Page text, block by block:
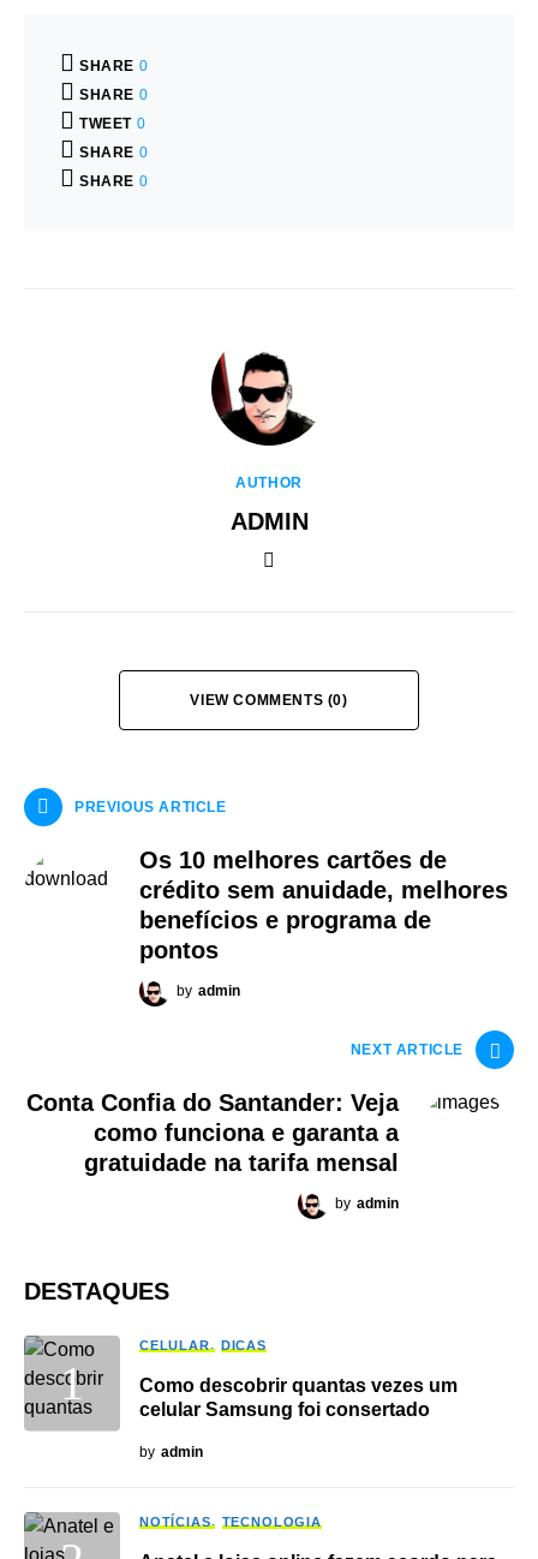
SHARE 0
SHARE 0
TWEET 0
SHARE 0
SHARE 0
AUTHOR
ADMIN
VIEW COMMENTS (0)
PREVIOUS ARTICLE
Os 10 melhores cartões de
crédito sem anuidade, melhores
benefícios e programa de
pontos
by admin
NEXT ARTICLE
Conta Confia do Santander: Veja
como funciona e garanta a
gratuidade na tarifa mensal
by admin
DESTAQUES
CELULAR DICAS
Como descobrir quantas vezes um
celular Samsung foi consertado
by admin
NOTÍCIAS TECNOLOGIA